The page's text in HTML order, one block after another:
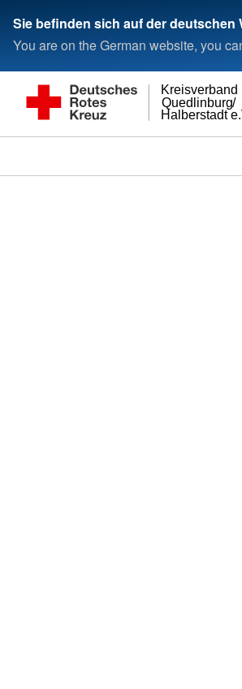
Sie befinden sich auf der deutschen
You are on the German website, you
Halberstadt
Quedlinburg/
Kreisverband